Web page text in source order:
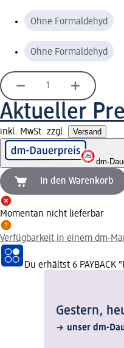
Ohne Formaldehyd
Ohne Formaldehyd
Aktueller
inkl. MwSt. zzgl. Versand
dm-
In den Warenkorb
Momentan nicht lieferbar
Verfügbarkeit in einem dm-
Du erhältst 6 PAYBACK
Gestern,
unser dm-